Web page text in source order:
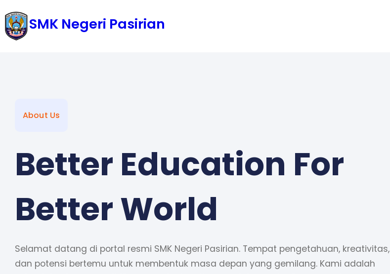
SMK Negeri Pasirian
About Us
Better Education For
Better World
Selamat datang di portal resmi SMK Negeri Pasirian. Tempat pengetahuan, kreativitas,
dan potensi bertemu untuk membentuk masa depan yang gemilang. Kami adalah